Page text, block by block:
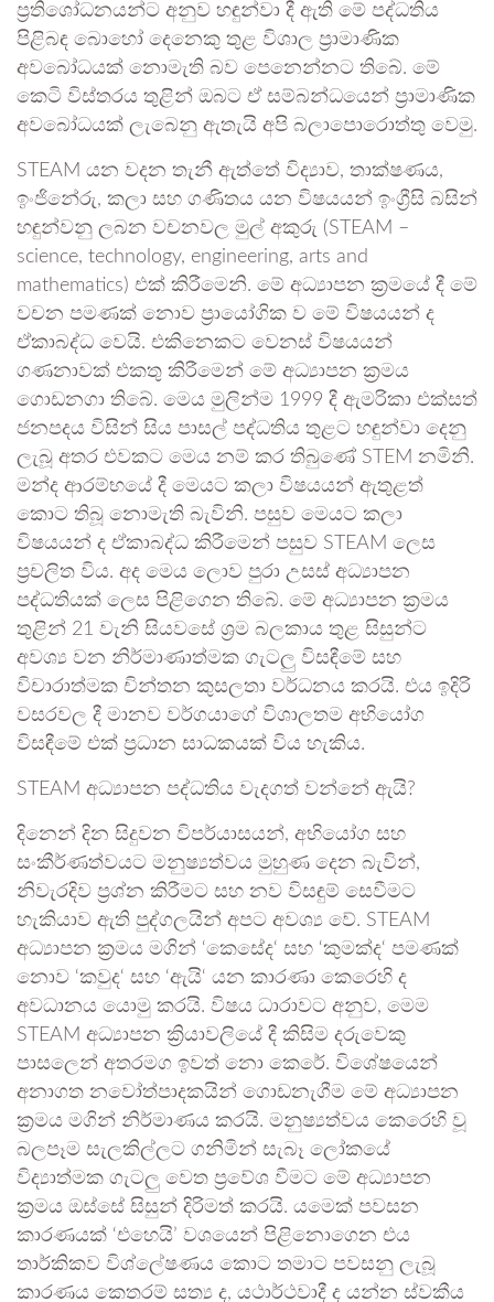
ප්‍රතිශෝධනයන්ට අනුව හඳුන්වා දී ඇති මේ පද්ධතිය
පිළිබඳ බොහෝ දෙනෙකු තුළ විශාල ප්‍රාමාණික
අවබෝධයක් නොමැති බව පෙනෙන්නට තිබේ. මේ
කෙටි විස්තරය තුළින් ඔබට ඒ සම්බන්ධයෙන් ප්‍රාමාණික
අවබෝධයක් ලැබෙනු ඇතැයි අපි බලාපොරොත්තු වෙමු.
STEAM යන වදන තැනී ඇත්තේ විද්‍යාව, තාක්ෂණය,
ඉංජිනේරු, කලා සහ ගණිතය යන විෂයයන් ඉංග්‍රීසි බසින්
හඳුන්වනු ලබන වචනවල මුල් අකුරු (STEAM –
science, technology, engineering, arts and
mathematics) එක් කිරීමෙනි. මේ අධ්‍යාපන ක්‍රමයේ දී මේ
වචන පමණක් නොව ප්‍රායෝගික ව මේ විෂයයන් ද
ඒකාබද්ධ වෙයි. එකිනෙකට වෙනස් විෂයයන්
ගණනාවක් එකතු කිරීමෙන් මේ අධ්‍යාපන ක්‍රමය
ගොඩනගා තිබේ. මෙය මුලින්ම 1999 දී ඇමරිකා එක්සත්
ජනපදය විසින් සිය පාසල් පද්ධතිය තුළට හඳුන්වා දෙනු
ලැබූ අතර එවකට මෙය නම් කර තිබුණේ STEM නමිනි.
මන්ද ආරම්භයේ දී මෙයට කලා විෂයයන් ඇතුළත්
කොට තිබූ නොමැති බැවිනි. පසුව මෙයට කලා
විෂයයන් ද ඒකාබද්ධ කිරීමෙන් පසුව STEAM ලෙස
ප්‍රචලිත විය. අද මෙය ලොව පුරා උසස් අධ්‍යාපන
පද්ධතියක් ලෙස පිළිගෙන තිබේ. මේ අධ්‍යාපන ක්‍රමය
තුළින් 21 වැනි සියවසේ ශ්‍රම බලකාය තුළ සිසුන්ට
අවශ්‍ය වන නිර්මාණාත්මක ගැටලු‍ විසඳීමේ සහ
විචාරාත්මක චින්තන කුසලතා වර්ධනය කරයි. එය ඉදිරි
වසරවල දී මානව වර්ගයාගේ විශාලතම අභියෝග
විසඳීමේ එක් ප්‍රධාන සාධකයක් විය හැකිය.
STEAM අධ්‍යාපන පද්ධතිය වැදගත් වන්නේ ඇයි?
දිනෙන් දින සිදුවන විපර්යාසයන්, අභියෝග සහ
සංකීර්ණත්වයට මනුෂ්‍යත්වය මුහුණ දෙන බැවින්,
නිවැරදිව ප්‍රශ්න කිරීමට සහ නව විසඳුම් සෙවීමට
හැකියාව ඇති පුද්ගලයින් අපට අවශ්‍ය වේ. STEAM
අධ්‍යාපන ක්‍රමය මගින් ‘කෙසේද‘‍ සහ ‘කුමක්ද‘ පමණක්
නොව ‘කවුද‘ සහ ‘ඇයි‘ යන කාරණා කෙරෙහි ද
අවධානය යොමු කරයි. විෂය ධාරාවට අනුව, මෙම
STEAM අධ්‍යාපන ක්‍රියාවලියේ දී කිසිම දරුවෙකු
පාසලෙන් අතරමග ඉවත් නො කෙරේ. විශේෂයෙන්
අනාගත නවෝත්පාදකයින් ගොඩනැගීම මේ අධ්‍යාපන
ක්‍රමය මගින් නිර්මාණය කරයි. මනුෂ්‍යත්වය කෙරෙහි වූ
බලපෑම සැලකිල්ලට ගනිමින් සැබෑ ලෝකයේ
විද්‍යාත්මක ගැටලු‍ වෙත ප්‍රවේශ වීමට මේ අධ්‍යාපන
ක්‍රමය ඔස්සේ සිසුන් දිරිමත් කරයි. යමෙක් පවසන
කාරණයක් ‘එහෙයි’ වශයෙන් පිළිනොගෙන එය
තාර්කිකව විශ්ලේෂණය කොට තමාට පවසනු ලැබූ
කාරණය කෙතරම් සත්‍ය ද, යථාර්ථවාදී ද යන්න ස්වකීය